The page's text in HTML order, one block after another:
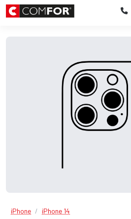
iPhone iPhone 14